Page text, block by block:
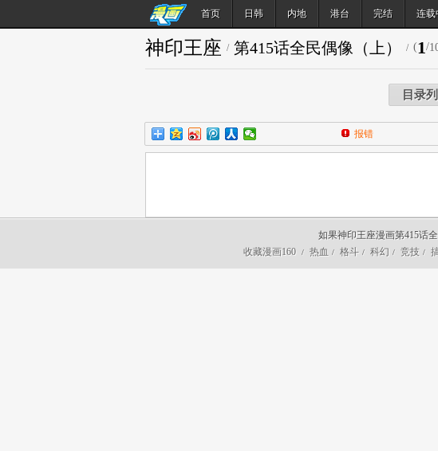
首页 日韩 内地 港台 完结 连载
神印王座 / 第415话全民偶像（上） / (1/
目录
报错
如果神印王座漫画第415话
收藏漫画160
/ 热血 / 格斗 / 科幻 / 竞技 /